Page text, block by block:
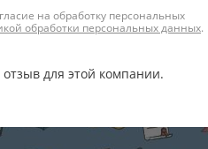
на обработку персональных
обработки персональных данных.
для этой компании.